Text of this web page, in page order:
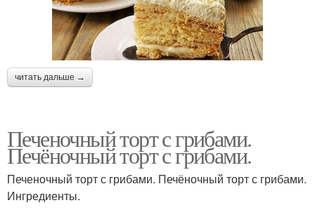
читать дальше →
Печеночный торт с грибами.
Печёночный торт с грибами.
Печеночный торт с грибами. Печёночный торт с грибами.
Ингредиенты.